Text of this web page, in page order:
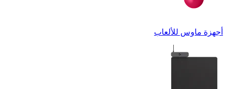
أجهزة ماوس للألعاب